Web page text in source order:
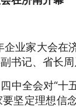
业家大会在
书记、省长周
中全会对“十
坚定理想信